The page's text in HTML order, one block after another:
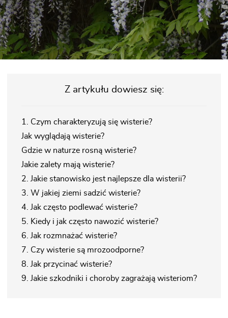
Z artykułu dowiesz się:
1. Czym charakteryzują się wisterie?
Jak wyglądają wisterie?
Gdzie w naturze rosną wisterie?
Jakie zalety mają wisterie?
2. Jakie stanowisko jest najlepsze dla wisterii?
3. W jakiej ziemi sadzić wisterie?
4. Jak często podlewać wisterie?
5. Kiedy i jak często nawozić wisterie?
6. Jak rozmnażać wisterie?
7. Czy wisterie są mrozoodporne?
8. Jak przycinać wisterie?
9. Jakie szkodniki i choroby zagrażają wisteriom?